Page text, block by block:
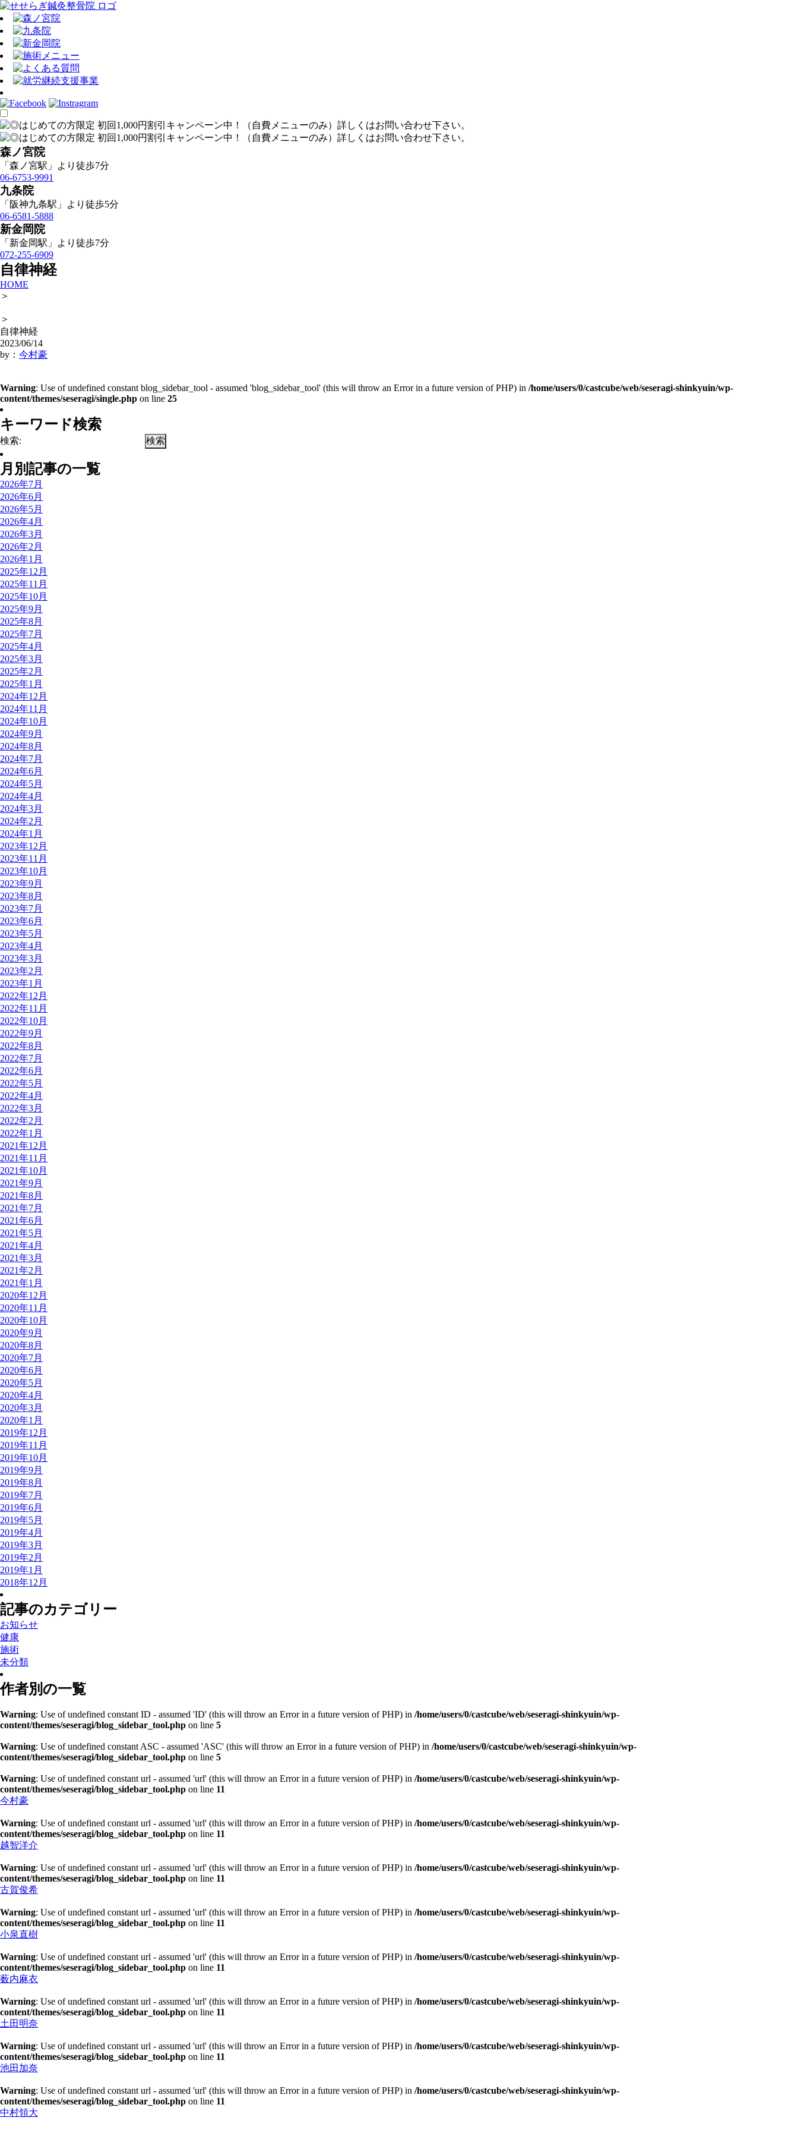
森ノ宮院
「森ノ宮駅」より徒歩7分
06-6753-9991
九条院
「阪神九条駅」より徒歩5分
06-6581-5888
新金岡院
「新金岡駅」より徒歩7分
072-255-6909
自律神経
HOME
＞
＞
自律神経
2023/06/14
by： 今村豪
Warning: Use of undefined constant blog_sidebar_tool - assumed 'blog_sidebar_tool' (this will throw an Error in a future version of PHP) in /home/users/0/castcube/web/seseragi-shinkyuin/wp-
content/themes/seseragi/single.php on line 25
キーワード検索
検索:
月別記事の一覧
2026年7月
2026年6月
2026年5月
2026年4月
2026年3月
2026年2月
2026年1月
2025年12月
2025年11月
2025年10月
2025年9月
2025年8月
2025年7月
2025年4月
2025年3月
2025年2月
2025年1月
2024年12月
2024年11月
2024年10月
2024年9月
2024年8月
2024年7月
2024年6月
2024年5月
2024年4月
2024年3月
2024年2月
2024年1月
2023年12月
2023年11月
2023年10月
2023年9月
2023年8月
2023年7月
2023年6月
2023年5月
2023年4月
2023年3月
2023年2月
2023年1月
2022年12月
2022年11月
2022年10月
2022年9月
2022年8月
2022年7月
2022年6月
2022年5月
2022年4月
2022年3月
2022年2月
2022年1月
2021年12月
2021年11月
2021年10月
2021年9月
2021年8月
2021年7月
2021年6月
2021年5月
2021年4月
2021年3月
2021年2月
2021年1月
2020年12月
2020年11月
2020年10月
2020年9月
2020年8月
2020年7月
2020年6月
2020年5月
2020年4月
2020年3月
2020年1月
2019年12月
2019年11月
2019年10月
2019年9月
2019年8月
2019年7月
2019年6月
2019年5月
2019年4月
2019年3月
2019年2月
2019年1月
2018年12月
記事のカテゴリー
お知らせ
健康
施術
未分類
作者別の一覧
Warning: Use of undefined constant ID - assumed 'ID' (this will throw an Error in a future version of PHP) in /home/users/0/castcube/web/seseragi-shinkyuin/wp-
content/themes/seseragi/blog_sidebar_tool.php on line 5
Warning: Use of undefined constant ASC - assumed 'ASC' (this will throw an Error in a future version of PHP) in /home/users/0/castcube/web/seseragi-shinkyuin/wp-
content/themes/seseragi/blog_sidebar_tool.php on line 5
Warning: Use of undefined constant url - assumed 'url' (this will throw an Error in a future version of PHP) in /home/users/0/castcube/web/seseragi-shinkyuin/wp-
content/themes/seseragi/blog_sidebar_tool.php on line 11
今村豪
Warning: Use of undefined constant url - assumed 'url' (this will throw an Error in a future version of PHP) in /home/users/0/castcube/web/seseragi-shinkyuin/wp-
content/themes/seseragi/blog_sidebar_tool.php on line 11
越智洋介
Warning: Use of undefined constant url - assumed 'url' (this will throw an Error in a future version of PHP) in /home/users/0/castcube/web/seseragi-shinkyuin/wp-
content/themes/seseragi/blog_sidebar_tool.php on line 11
古賀俊希
Warning: Use of undefined constant url - assumed 'url' (this will throw an Error in a future version of PHP) in /home/users/0/castcube/web/seseragi-shinkyuin/wp-
content/themes/seseragi/blog_sidebar_tool.php on line 11
小泉直樹
Warning: Use of undefined constant url - assumed 'url' (this will throw an Error in a future version of PHP) in /home/users/0/castcube/web/seseragi-shinkyuin/wp-
content/themes/seseragi/blog_sidebar_tool.php on line 11
薮内麻衣
Warning: Use of undefined constant url - assumed 'url' (this will throw an Error in a future version of PHP) in /home/users/0/castcube/web/seseragi-shinkyuin/wp-
content/themes/seseragi/blog_sidebar_tool.php on line 11
土田明奈
Warning: Use of undefined constant url - assumed 'url' (this will throw an Error in a future version of PHP) in /home/users/0/castcube/web/seseragi-shinkyuin/wp-
content/themes/seseragi/blog_sidebar_tool.php on line 11
池田加奈
Warning: Use of undefined constant url - assumed 'url' (this will throw an Error in a future version of PHP) in /home/users/0/castcube/web/seseragi-shinkyuin/wp-
content/themes/seseragi/blog_sidebar_tool.php on line 11
中村領大